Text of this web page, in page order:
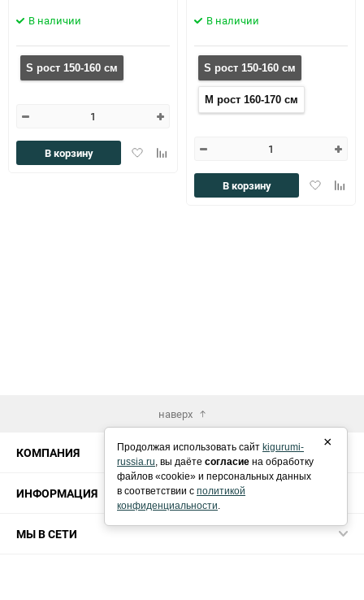
В наличии
S рост 150-160 см
ДобавитьДобавить
В корзину
В наличии
S рост 150-160 см
M рост 160-170 см
Добавить
В корзину
наверх
КОМПАНИЯ
ИНФОРМАЦИЯ
МЫ В СЕТИ
Продолжая использовать сайт kigurumi-
russia.ru, вы даёте согласие на обработку
файлов «cookie» и персональных данных
в соответствии с политикой
конфиденциальности.
×